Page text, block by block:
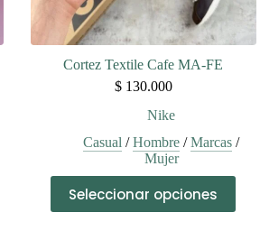
Cortez Textile Cafe MA-FE
$130.000
Nike
Casual /Hombre /Marcas /
Mujer
Seleccionar opciones
producto
tiene